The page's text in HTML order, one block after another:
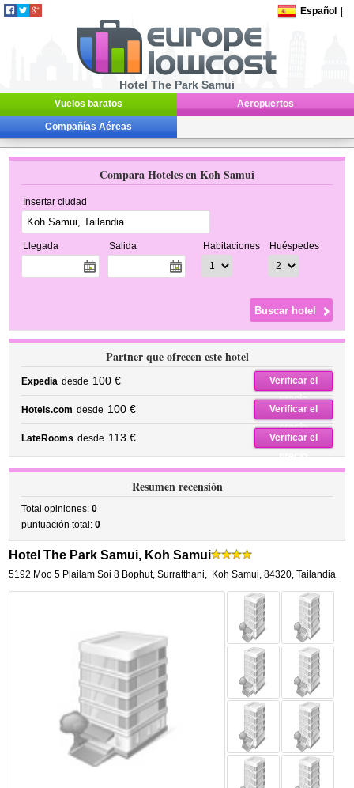
Español
Hotel The Park Samui
Vuelos baratos Aeropuertos
Compañías Aéreas
Compara Hoteles en Koh Samui
Insertar ciudad
Llegada Salida Habitaciones Huéspedes
Partner que ofrecen este hotel
Expedia desde 100 €
Verificar el
precio
Hotels.com desde 100 €
Verificar el
precio
LateRooms desde 113 €
Verificar el
precio
Resumen recensión
Total opiniones:0
puntuación total:0
Hotel The Park Samui, Koh Samui
5192 Moo 5 Plailam Soi 8 Bophut, Surratthani, Koh Samui,84320, Tailandia